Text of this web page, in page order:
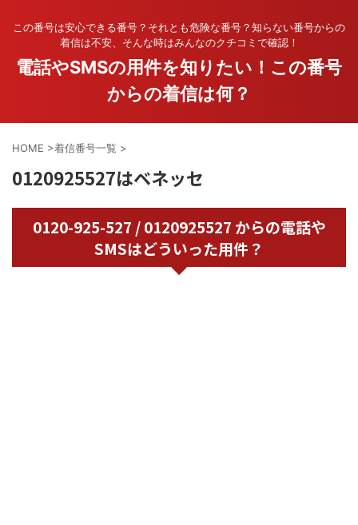
この番号は安心できる番号？それとも危険な番号？知らない番号からの
着信は不安、そんな時はみんなのクチコミで確認！
電話やSMSの用件を知りたい！この番号
からの着信は何？
HOME >着信番号一覧 >
0120925527はベネッセ
0120-925-527 / 0120925527 からの電話や
SMSはどういった用件？